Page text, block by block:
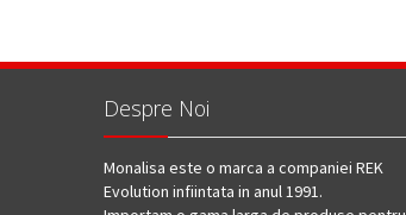
Despre Noi
Monalisa este o marca a companiei REK
Evolution infiintata in anul 1991.